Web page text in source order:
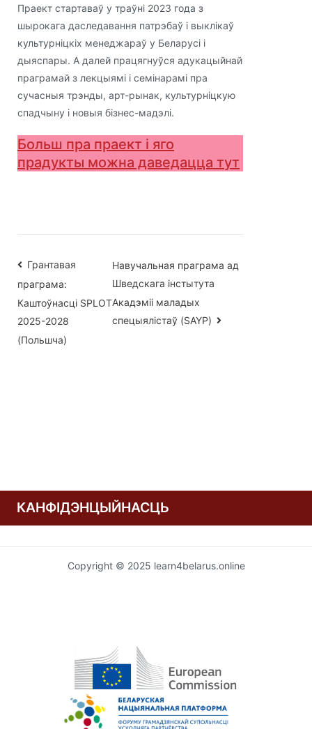
Праект стартаваў у траўні 2023 года з
шырокага даследавання патрэбаў і выклікаў
культурніцкіх менеджараў у Беларусі і
дыяспары. А далей працягнуўся адукацыйнай
праграмай з лекцыямі і семінарамі пра
сучасныя трэнды, арт-рынак, культурніцкую
спадчыну і новыя бізнес-мадэлі.
Больш пра праект і яго
прадукты можна даведацца тут
Навігацыя
па
запісах
Грантавая
праграма:
Каштоўнасці SPLOT
2025-2028
(Польшча)
Навучальная праграма ад
Шведскага інстытута
Акадэміі маладых
спецыялістаў (SAYP)
КАНФІДЭНЦЫЙНАСЦЬ
Copyright © 2025 learn4belarus.online